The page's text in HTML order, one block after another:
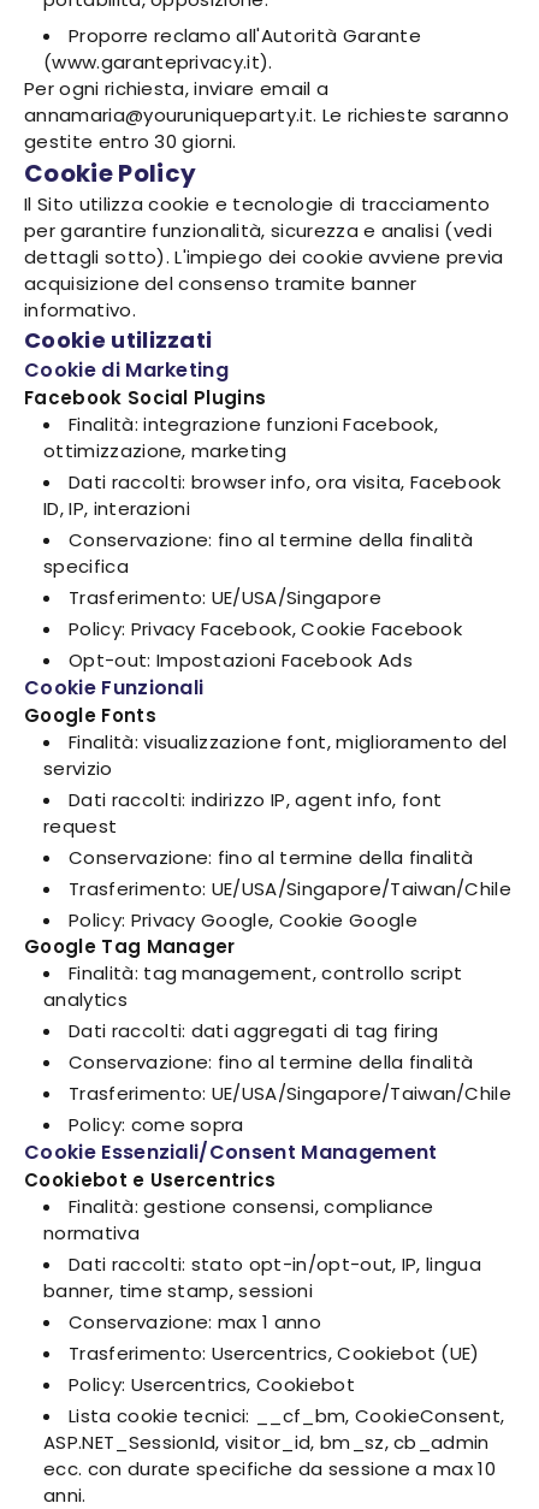
Proporre reclamo all'Autorità Garante
(www.garanteprivacy.it).
Per ogni richiesta, inviare email a
annamaria@youruniqueparty.it. Le richieste saranno
gestite entro 30 giorni.
Cookie Policy
Il Sito utilizza cookie e tecnologie di tracciamento
per garantire funzionalità, sicurezza e analisi (vedi
dettagli sotto). L'impiego dei cookie avviene previa
acquisizione del consenso tramite banner
informativo.
Cookie utilizzati
Cookie di Marketing
Facebook Social Plugins
Finalità: integrazione funzioni Facebook,
ottimizzazione, marketing
Dati raccolti: browser info, ora visita, Facebook
ID, IP, interazioni
Conservazione: fino al termine della finalità
specifica
Trasferimento: UE/USA/Singapore
Policy: Privacy Facebook, Cookie Facebook
Opt-out: Impostazioni Facebook Ads
Cookie Funzionali
Google Fonts
Finalità: visualizzazione font, miglioramento del
servizio
Dati raccolti: indirizzo IP, agent info, font
request
Conservazione: fino al termine della finalità
Trasferimento: UE/USA/Singapore/Taiwan/Chile
Policy: Privacy Google, Cookie Google
Google Tag Manager
Finalità: tag management, controllo script
analytics
Dati raccolti: dati aggregati di tag firing
Conservazione: fino al termine della finalità
Trasferimento: UE/USA/Singapore/Taiwan/Chile
Policy: come sopra
Cookie Essenziali/Consent Management
Cookiebot e Usercentrics
Finalità: gestione consensi, compliance
normativa
Dati raccolti: stato opt-in/opt-out, IP, lingua
banner, time stamp, sessioni
Conservazione: max 1 anno
Trasferimento: Usercentrics, Cookiebot (UE)
Policy: Usercentrics, Cookiebot
Lista cookie tecnici: __cf_bm, CookieConsent,
ASP.NET_SessionId, visitor_id, bm_sz, cb_admin
ecc. con durate specifiche da sessione a max 10
anni.